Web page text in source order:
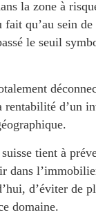
la zone à
fait qu’au sein
le seuil
d’un
tient à
dans
d’éviter de
domaine.